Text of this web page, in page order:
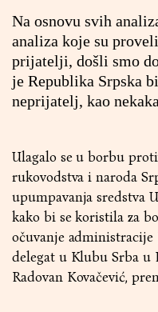
Na osnovu svih
analiza koje su
prijatelji, došli smo
je Republika Srpska
neprijatelj, kao
Ulagalo se u borbu
rukovodstva i naroda
upumpavanja sredstva
kako bi se koristila za
očuvanje administracije
delegat u Klubu Srba u
Radovan Kovačević,